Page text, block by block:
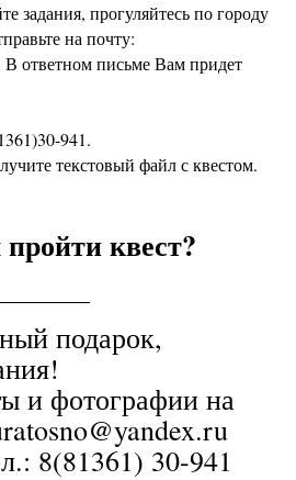
задания, прогуляйтесь по городу
на почту:
В ответном письме Вам придет
941.
текстовый файл с квестом.
пройтиквест?
подарок,
и фотографии на
8(81361) 30-941